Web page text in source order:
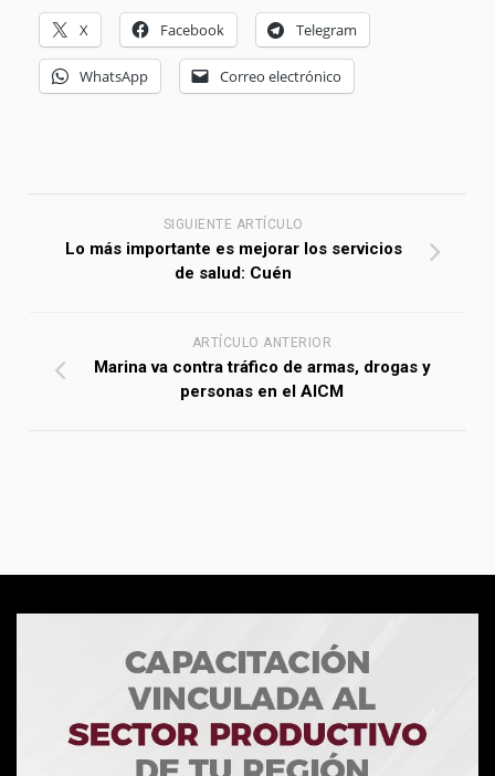
X Facebook Telegram
WhatsApp Correo electrónico
SIGUIENTE ARTÍCULO
Lo más importante es mejorar los servicios
de salud: Cuén
ARTÍCULO ANTERIOR
Marina va contra tráfico de armas, drogas y
personas en el AICM